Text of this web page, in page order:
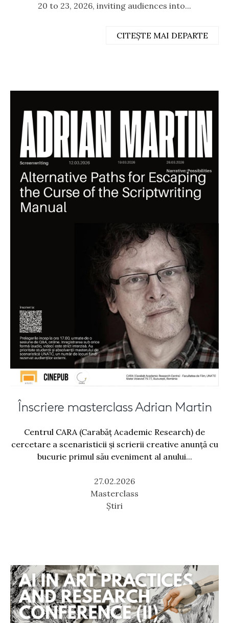
20 to 23, 2026, inviting audiences into...
CITEȘTE MAI DEPARTE
Înscriere masterclass Adrian Martin
Centrul CARA (Carabăț Academic Research) de
cercetare a scenaristicii și scrierii creative anunță cu
bucurie primul său eveniment al anului...
27.02.2026
Masterclass
Știri